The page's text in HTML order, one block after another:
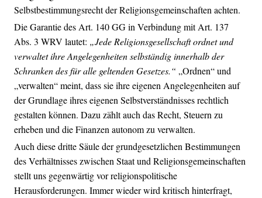
Selbstbestimmungsrecht der Religionsgemeinschaften achten.
Die Garantie des Art. 140 GG in Verbindung mit Art. 137
Abs. 3 WRV lautet: „Jede Religionsgesellschaft ordnet und
verwaltet ihre Angelegenheiten selbständig innerhalb der
Schranken des für alle geltenden Gesetzes.“ „Ordnen“ und
„verwalten“ meint, dass sie ihre eigenen Angelegenheiten auf
der Grundlage ihres eigenen Selbstverständnisses rechtlich
gestalten können. Dazu zählt auch das Recht, Steuern zu
erheben und die Finanzen autonom zu verwalten.
Auch diese dritte Säule der grundgesetzlichen Bestimmungen
des Verhältnisses zwischen Staat und Religionsgemeinschaften
stellt uns gegenwärtig vor religionspolitische
Herausforderungen. Immer wieder wird kritisch hinterfragt,